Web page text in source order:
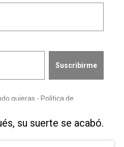
su suerte se acabó.